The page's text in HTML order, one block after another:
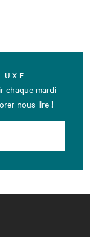
chaque mardi
nous lire !